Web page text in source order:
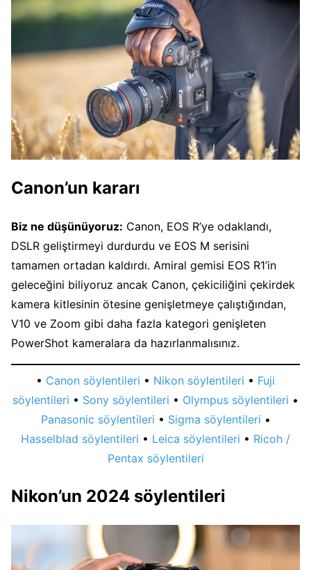
Canon’un kararı
Biz ne düşünüyoruz: Canon, EOS R’ye odaklandı,
DSLR geliştirmeyi durdurdu ve EOS M serisini
tamamen ortadan kaldırdı. Amiral gemisi EOS R1’in
geleceğini biliyoruz ancak Canon, çekiciliğini çekirdek
kamera kitlesinin ötesine genişletmeye çalıştığından,
V10 ve Zoom gibi daha fazla kategori genişleten
PowerShot kameralara da hazırlanmalısınız.
• Canon söylentileri • Nikon söylentileri • Fuji
söylentileri • Sony söylentileri • Olympus söylentileri •
Panasonic söylentileri • Sigma söylentileri •
Hasselblad söylentileri • Leica söylentileri • Ricoh /
Pentax söylentileri
Nikon’un 2024 söylentileri